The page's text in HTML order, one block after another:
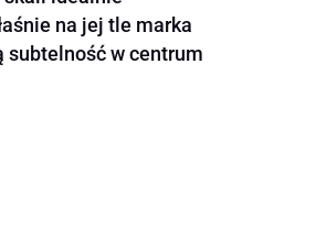
na jej tle marka
subtelność w centrum